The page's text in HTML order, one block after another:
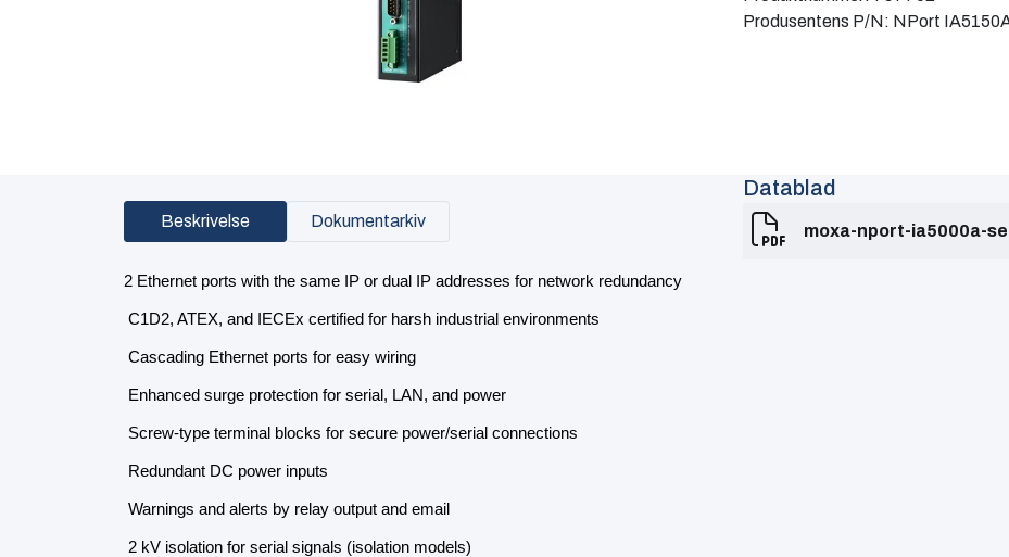
Produsentens P/N: NPort
Beskrivelse Dokumentarkiv
2 Ethernet ports with the same IP or dual IP addresses for network redundancy
C1D2, ATEX, and IECEx certified for harsh industrial environments
Cascading Ethernet ports for easy wiring
Enhanced surge protection for serial, LAN, and power
Screw-type terminal blocks for secure power/serial connections
Redundant DC power inputs
Warnings and alerts by relay output and email
2 kV isolation for serial signals (isolation models)
Datablad
moxa-nport-ia5000a-